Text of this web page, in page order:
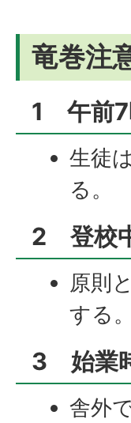
竜巻注
1 午前7
生徒
る。
2 登校
原則
する。
3 始業
舎外